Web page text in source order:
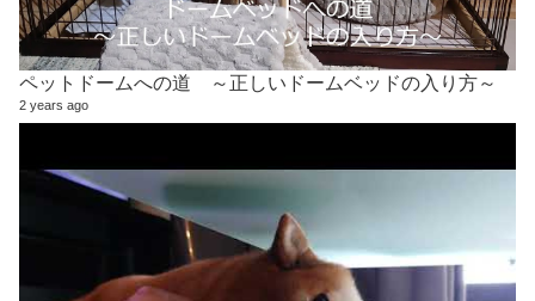
ペットドームへの道 ～正しいドームベッドの入り方～
2 years ago